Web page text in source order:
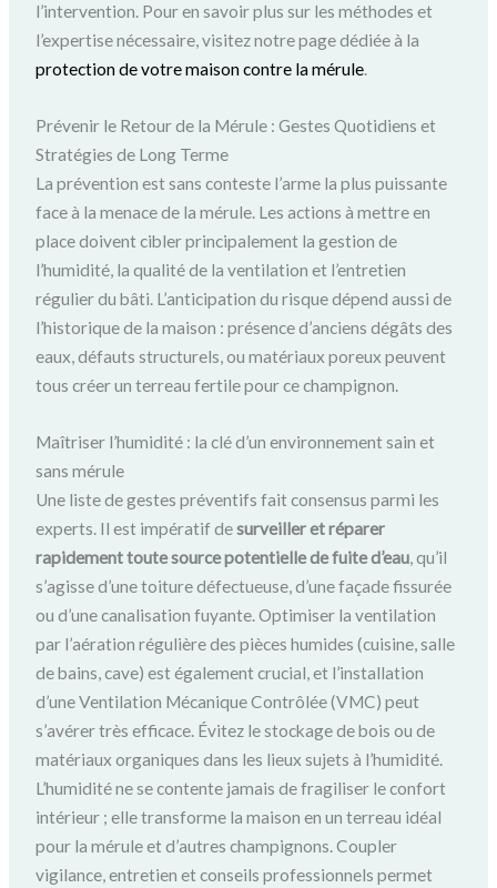
l’intervention. Pour en savoir plus sur les méthodes et
l’expertise nécessaire, visitez notre page dédiée à la
protection de votre maison contre la mérule.
Prévenir le Retour de la Mérule : Gestes Quotidiens et
Stratégies de Long Terme
La prévention est sans conteste l’arme la plus puissante
face à la menace de la mérule. Les actions à mettre en
place doivent cibler principalement la gestion de
l’humidité, la qualité de la ventilation et l’entretien
régulier du bâti. L’anticipation du risque dépend aussi de
l’historique de la maison : présence d’anciens dégâts des
eaux, défauts structurels, ou matériaux poreux peuvent
tous créer un terreau fertile pour ce champignon.
Maîtriser l’humidité : la clé d’un environnement sain et
sans mérule
Une liste de gestes préventifs fait consensus parmi les
experts. Il est impératif desurveiller et réparer
rapidement toute source potentielle de fuite d’eau, qu’il
s’agisse d’une toiture défectueuse, d’une façade fissurée
ou d’une canalisation fuyante. Optimiser la ventilation
par l’aération régulière des pièces humides (cuisine, salle
de bains, cave) est également crucial, et l’installation
d’une Ventilation Mécanique Contrôlée (VMC) peut
s’avérer très efficace. Évitez le stockage de bois ou de
matériaux organiques dans les lieux sujets à l’humidité.
L’humidité ne se contente jamais de fragiliser le confort
intérieur ; elle transforme la maison en un terreau idéal
pour la mérule et d’autres champignons. Coupler
vigilance, entretien et conseils professionnels permet